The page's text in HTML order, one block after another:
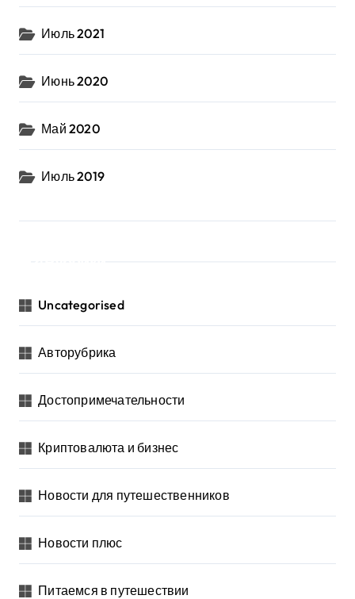
Июль 2021
Июнь 2020
Май 2020
Июль 2019
Uncategorised
Авторубрика
Достопримечательности
Криптовалюта и бизнес
Новости для путешественников
Новости плюс
Питаемся в путешествии